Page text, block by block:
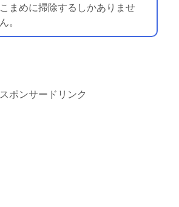
こまめに掃除するしかありませ
ん。
スポンサードリンク